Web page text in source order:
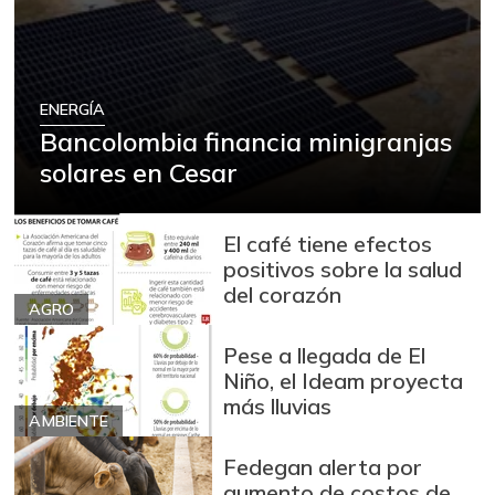
Pimentón
07/25/2026
$ 675,00
-10,00%
Remolacha
07/25/2026
$ 917,00
-32,92%
Repollo blanco
07/25/2026 -13,66%
Repollo morado
06/27/2015
$ 186,00
+34,78%
Tomate chonto
07/25/2026 +11,61%
Tomate de árbol
10/14/2023
$ 1.700,00
Tomate larga vida $ 2.375,00
ENERGÍA
Bancolombia financia minigranjas
solares en Cesar
AGRO
El café tiene efectos
positivos sobre la salud
del corazón
AMBIENTE
Pese a llegada de El
Niño, el Ideam proyecta
más lluvias
Fedegan alerta por